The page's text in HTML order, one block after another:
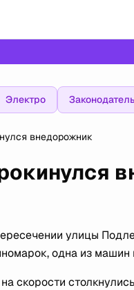
Электро
внедорожник
улицы
одна из машин
скорости